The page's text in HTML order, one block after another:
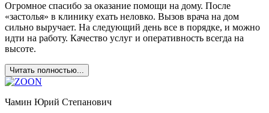
Огромное спасибо за оказание помощи на дому. После
«застолья» в клинику ехать неловко. Вызов врача на дом
сильно выручает. На следующий день все в порядке, и можно
идти на работу. Качество услуг и оперативность всегда на
высоте.
Читать полностью...
Чамин Юрий Степанович